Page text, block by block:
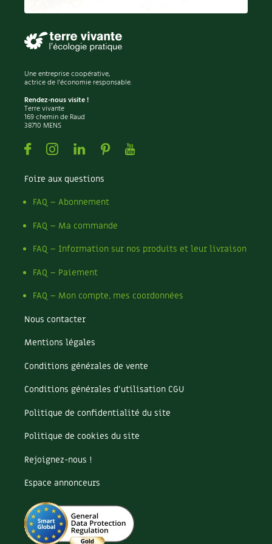
Permaculture
Pesticides
Petits pois
Piment
Pissenlit
Pizza
Plantes
Plantes d'extérieur
Plantes d'intérieur
Plantes médicinales
Plantes sauvages
Plants
Plastique
Poireau
Pollinisation
Pollution
Pomme
Potager
Potager en lasagnes
Poules
Prairie fleurie
Purin
Recette
Récup'
Réparation
Reproduction
Restauration
Rocaille
Ronce (ou mûre de jardin)
Roquette
Une entreprise coopérative,
actrice de l'économie responsable.
Rendez-nous visite !
Terre vivante
169 chemin de Raud
38710 MENS
FacebookInstagramLinkedin
PinterestYoutube
Foire aux questions
FAQ – Abonnement
FAQ – Ma commande
FAQ – Information sur nos produits et leur livraison
FAQ – Paiement
FAQ – Mon compte, mes coordonnées
Nous contacter
Mentions légales
Conditions générales de vente
Conditions générales d’utilisation CGU
Politique de confidentialité du site
Politique de cookies du site
Rejoignez-nous !
Espace annonceurs